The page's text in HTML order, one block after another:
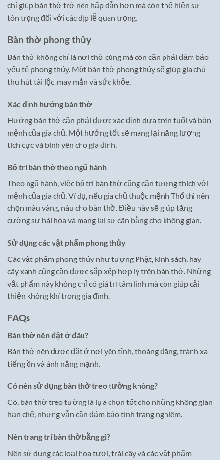
chỉ giúp bàn thờ trở nên hấp dẫn hơn mà còn thể hiện sự
tôn trọng đối với các dịp lễ quan trọng.
Bàn thờ phong thủy
Bàn thờ không chỉ là nơi thờ cúng mà còn cần phải đảm bảo
yếu tố phong thủy. Một bàn thờ phong thủy sẽ giúp gia chủ
thu hút tài lộc, may mắn và sức khỏe.
Xác định hướng bàn thờ
Hướng bàn thờ cần phải được xác định dựa trên tuổi và bản
mệnh của gia chủ. Một hướng tốt sẽ mang lại năng lượng
tích cực và bình yên cho gia đình.
Bố trí bàn thờ theo ngũ hành
Theo ngũ hành, việc bố trí bàn thờ cũng cần tương thích với
mệnh của gia chủ. Ví dụ, nếu gia chủ thuộc mệnh Thổ thì nên
chọn màu vàng, nâu cho bàn thờ. Điều này sẽ giúp tăng
cường sự hài hòa và mang lại sự cân bằng cho không gian.
Sử dụng các vật phẩm phong thủy
Các vật phẩm phong thủy như tượng Phật, kinh sách, hay
cây xanh cũng cần được sắp xếp hợp lý trên bàn thờ. Những
vật phẩm này không chỉ có giá trị tâm linh mà còn giúp cải
thiện không khí trong gia đình.
FAQs
Bàn thờ nên đặt ở đâu?
Bàn thờ nên được đặt ở nơi yên tĩnh, thoáng đãng, tránh xa
tiếng ồn và ánh nắng mạnh.
Có nên sử dụng bàn thờ treo tường không?
Có, bàn thờ treo tường là lựa chọn tốt cho những không gian
hạn chế, nhưng vẫn cần đảm bảo tính trang nghiêm.
Nên trang trí bàn thờ bằng gì?
Nên sử dụng các loại hoa tươi, trái cây và các vật phẩm